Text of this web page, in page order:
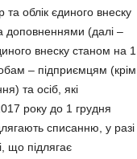
облік єдиного внеску
доповненнями (далі –
внеску станом на 1
– підприємцям (крім
та осіб, які
року до 1 грудня
списанню, у разі
що підлягає